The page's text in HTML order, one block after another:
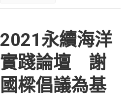
2021永續海洋
實踐論壇 謝
國樑倡議為基